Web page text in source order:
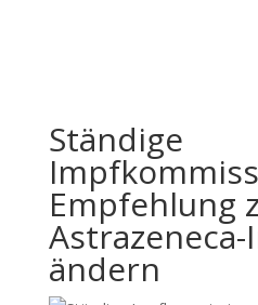
Ständige
Empfehlung
ändern